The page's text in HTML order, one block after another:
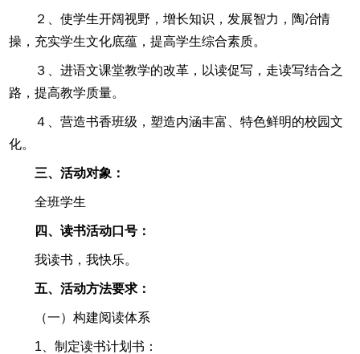
２、使学生开阔视野，增长知识，发展智力，陶冶情
操，充实学生文化底蕴，提高学生综合素质。
３、进语文课堂教学的改革，以读促写，走读写结合之
路，提高教学质量。
４、营造书香班级，塑造内涵丰富、特色鲜明的校园文
化。
三、活动对象：
全班学生
四、读书活动口号：
我读书，我快乐。
五、活动方法要求：
（一）构建阅读体系
1、制定读书计划书：